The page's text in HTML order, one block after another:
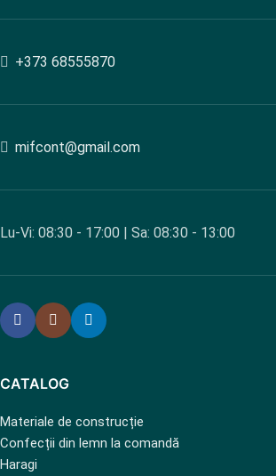
+373 68555870
mifcont@gmail.com
Lu-Vi: 08:30 - 17:00 | Sa: 08:30 - 13:00
CATALOG
Materiale de construcție
Confecții din lemn la comandă
Haragi